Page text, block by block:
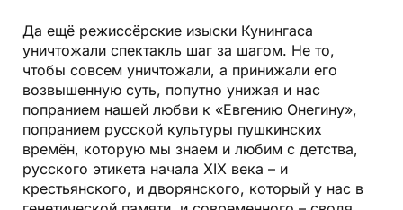
Да ещё режиссёрские изыски Кунингаса
уничтожали спектакль шаг за шагом. Не то,
чтобы совсем уничтожали, а принижали его
возвышенную суть, попутно унижая и нас
попранием нашей любви к «Евгению Онегину»,
попранием русской культуры пушкинских
времён, которую мы знаем и любим с детства,
русского этикета начала XIX века – и
крестьянского, и дворянского, который у нас в